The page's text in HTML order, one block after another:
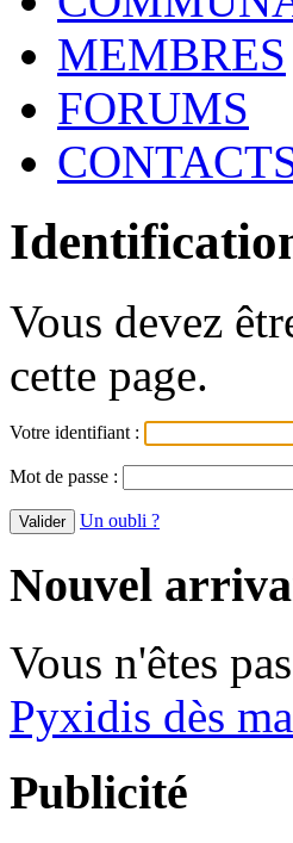
MEMBRES
FORUMS
Vous devez
cette page.
Votre identifiant :
Mot de passe :
Un oubli ?
Nouvel
Vous n'êtes
Pyxidis dès
Publicité